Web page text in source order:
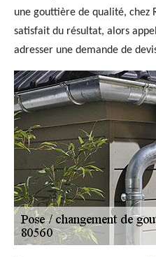
une gouttière de qualité, chez
satisfait du résultat, alors
adresser une demande de